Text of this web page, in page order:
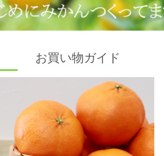
お買い物ガイド